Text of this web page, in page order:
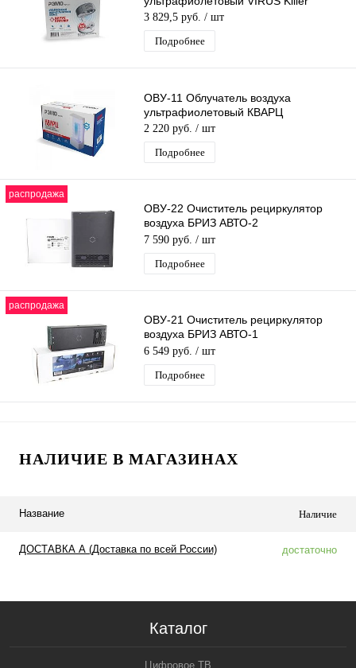
3 829,5 руб. / шт
Подробнее
ОВУ-11 Облучатель воздуха
ультрафиолетовый КВАРЦ
2 220 руб. / шт
Подробнее
распродажа
ОВУ-22 Очиститель рециркулятор
воздуха БРИЗ АВТО-2
Ультрафиолетовый Бактерицидный
для общ. трансп
7 590 руб. / шт
Подробнее
распродажа
ОВУ-21 Очиститель рециркулятор
воздуха БРИЗ АВТО-1
Ультрафиолетовый Бактерицидный
для автомобиля
6 549 руб. / шт
Подробнее
НАЛИЧИЕ В МАГАЗИНАХ
Название Наличие
ДОСТАВКА А (Доставка по всей России) достаточно
Каталог
Цифровое ТВ